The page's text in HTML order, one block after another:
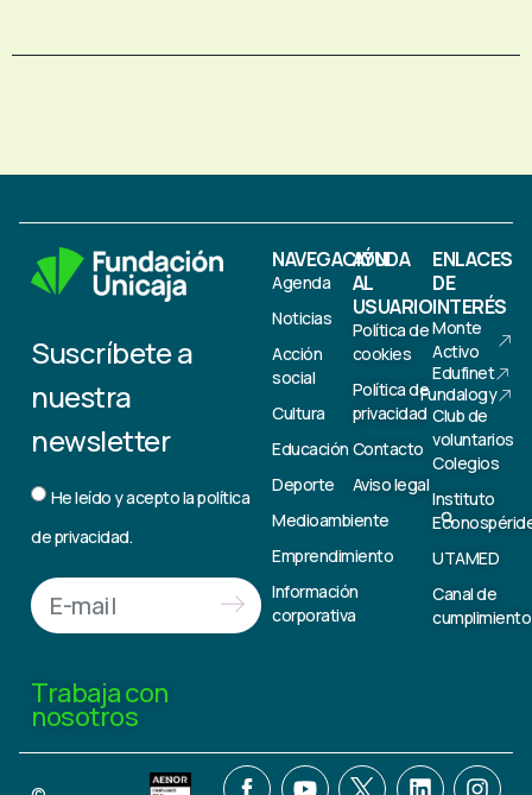
Suscríbete a
nuestra
newsletter
He leído y acepto lapolítica
de privacidad.
Trabaja con
nosotros
NAVEGACIÓN
Agenda
Noticias
Acción
social
Cultura
Educación
Deporte
Medioambiente
Emprendimiento
Información
corporativa
AYUDA
AL
USUARIO
Política de
cookies
Política de
privacidad
Contacto
Aviso legal
ENLACES
DE
INTERÉS
Monte
Activo
Edufinet
Fundalogy
Club de
voluntarios
Colegios
Instituto
UTAMED
Canal de
cumplimiento